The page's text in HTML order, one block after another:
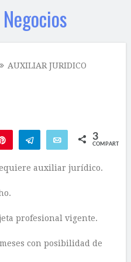
AUXILIAR JURIDICO
Telegram Email 3
COMPARTIR
auxiliar jurídico.
profesional vigente.
con posibilidad de